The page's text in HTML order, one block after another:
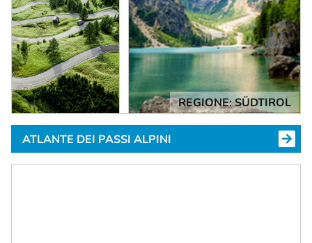
REGIONE: SÜDTIROL
ATLANTE DEI PASSI ALPINI